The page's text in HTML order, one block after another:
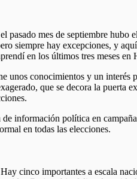
pasado mes de septiembre
siempre hay excepciones, y
en los últimos tres meses en
unos conocimientos y un interés
que se decora la puerta
información política en
en todas las elecciones.
cinco importantes a escala